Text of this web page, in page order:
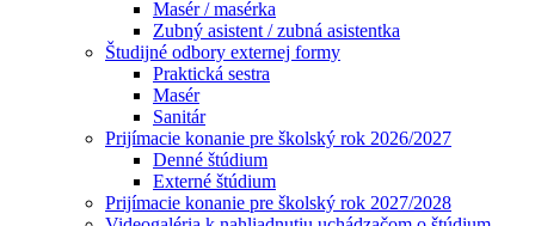
Masér / masérka
Zubný asistent / zubná asistentka
Študijné odbory externej formy
Praktická sestra
Masér
Sanitár
Prijímacie konanie pre školský rok 2026/2027
Denné štúdium
Externé štúdium
Prijímacie konanie pre školský rok 2027/2028